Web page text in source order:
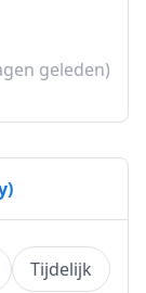
geleden)
Tijdelijk